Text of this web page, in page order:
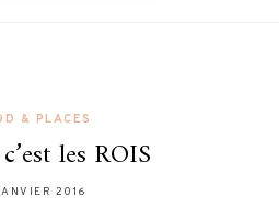
& PLACES
les ROIS
2016